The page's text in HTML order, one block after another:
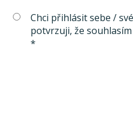
Chci přihlásit sebe /
potvrzuji, že
*